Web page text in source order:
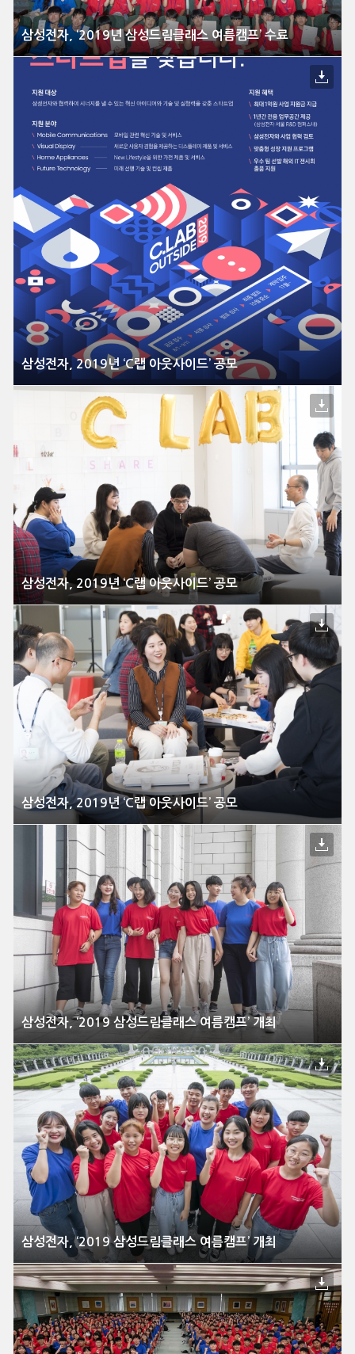
삼성전자, ‘2019년 삼성드림클래스 여름캠프’ 수료
삼성전자, 2019년 ‘C랩 아웃사이드’ 공모
삼성전자, 2019년 ‘C랩 아웃사이드’ 공모
삼성전자, 2019년 ‘C랩 아웃사이드’ 공모
삼성전자, ‘2019 삼성드림클래스 여름캠프’ 개최
삼성전자, ‘2019 삼성드림클래스 여름캠프’ 개최